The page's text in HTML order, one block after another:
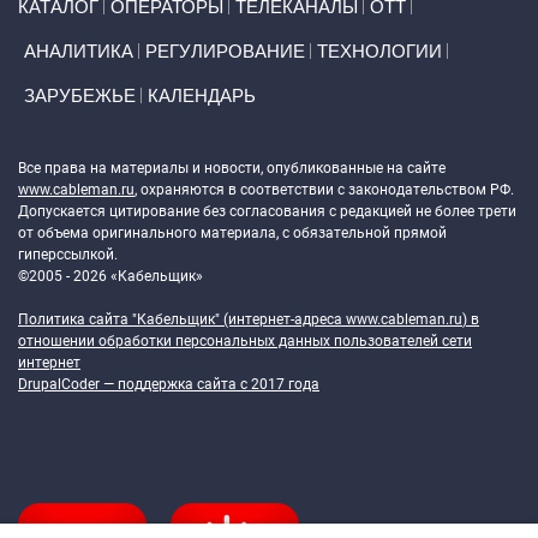
КАТАЛОГ ОПЕРАТОРЫ ТЕЛЕКАНАЛЫ ОТТ
АНАЛИТИКА РЕГУЛИРОВАНИЕ ТЕХНОЛОГИИ
ЗАРУБЕЖЬЕ КАЛЕНДАРЬ
Все права на материалы и новости, опубликованные на сайте
www.cableman.ru, охраняются в соответствии с законодательством РФ.
Допускается цитирование без согласования с редакцией не более трети
от объема оригинального материала, с обязательной прямой
гиперссылкой.
©2005 - 2026 «Кабельщик»
Политика сайта "Кабельщик" (интернет-адреса www.cableman.ru) в
отношении обработки персональных данных пользователей сети
интернет
DrupalCoder — поддержка сайта c 2017 года